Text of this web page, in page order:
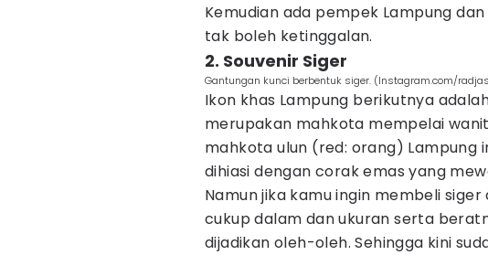
Kemudian ada pempek Lampung
tak boleh ketinggalan.
2. Souvenir Siger
Gantungan kunci berbentuk siger. (Instagram.com/
Ikon khas Lampung berikutnya
merupakan mahkota mempelai
mahkota ulun (red: orang) Lampung
dihiasi dengan corak emas yang
Namun jika kamu ingin membeli
cukup dalam dan ukuran serta
dijadikan oleh-oleh. Sehingga kini